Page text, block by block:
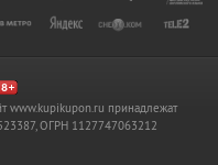
www.kupikupon.ru принадлежат
ОГРН 1127747063212